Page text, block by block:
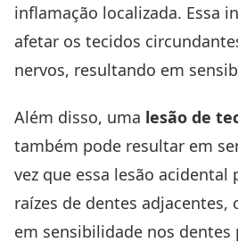
inflamação localizada. Essa
afetar os tecidos
nervos, resultando em
Além disso, uma lesão de
também pode resultar em
vez que essa lesão acidental
raízes de dentes adjacentes,
em sensibilidade nos dentes